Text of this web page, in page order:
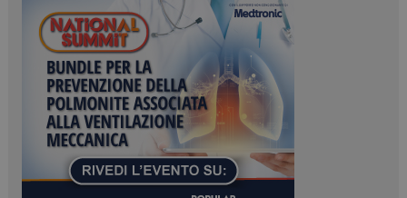
PHPSESSID
PHP.net
www.dailyhealthindustry.it